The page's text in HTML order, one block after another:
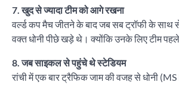
7. खुद से ज्यादा टीम को आगे रखना
वर्ल्ड कप मैच जीतने के बाद जब सब ट्रॉफी के साथ
वक्त धोनी पीछे खड़े थे। क्योंकि उनके लिए टीम
8. जब साइकल से पहुंचे थे स्टेडियम
रांची में एक बार ट्रैफिक जाम की वजह से धोनी